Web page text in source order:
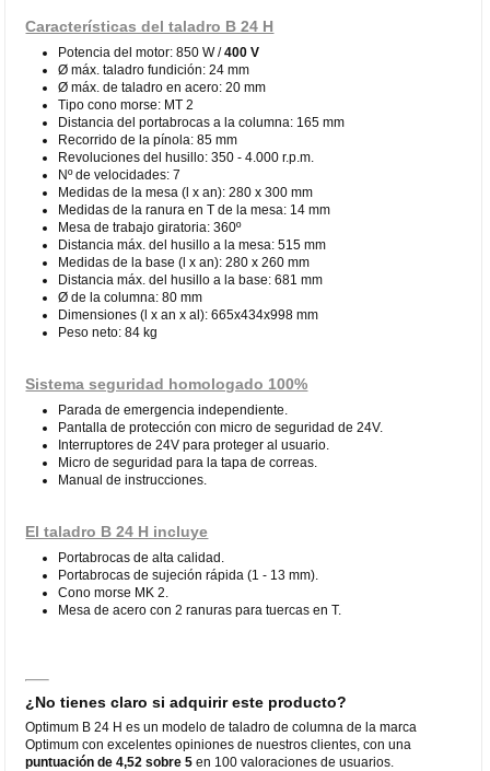
Características del taladro B 24 H
Potencia del motor: 850 W /400 V
Ø máx. taladro fundición: 24 mm
Ø máx. de taladro en acero: 20 mm
Tipo cono morse: MT 2
Distancia del portabrocas a la columna: 165 mm
Recorrido de la pínola: 85 mm
Revoluciones del husillo: 350 - 4.000 r.p.m.
Nº de velocidades: 7
Medidas de la mesa (l x an): 280 x 300 mm
Medidas de la ranura en T de la mesa: 14 mm
Mesa de trabajo giratoria: 360º
Distancia máx. del husillo a la mesa: 515 mm
Medidas de la base (l x an): 280 x 260 mm
Distancia máx. del husillo a la base: 681 mm
Ø de la columna: 80 mm
Dimensiones (l x an x al): 665x434x998 mm
Peso neto: 84 kg
Sistema seguridad homologado 100%
Parada de emergencia independiente.
Pantalla de protección con micro de seguridad de 24V.
Interruptores de 24V para proteger al usuario.
Micro de seguridad para la tapa de correas.
Manual de instrucciones.
El taladro B 24 H incluye
Portabrocas de alta calidad.
Portabrocas de sujeción rápida (1 - 13 mm).
Cono morse MK 2.
Mesa de acero con 2 ranuras para tuercas en T.
¿No tienes claro si adquirir este producto?
Optimum B 24 H es un modelo de taladro de columna de la marca
Optimum con excelentes opiniones de nuestros clientes, con una
puntuación de 4,52 sobre 5 en 100 valoraciones de usuarios.